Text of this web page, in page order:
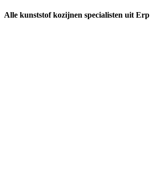
Alle kunststof kozijnen specialisten uit Erp